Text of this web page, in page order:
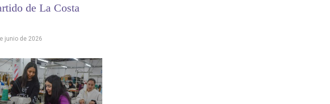
de La Costa
junio de 2026